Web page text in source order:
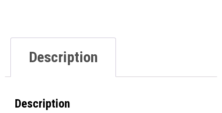
Description
Description